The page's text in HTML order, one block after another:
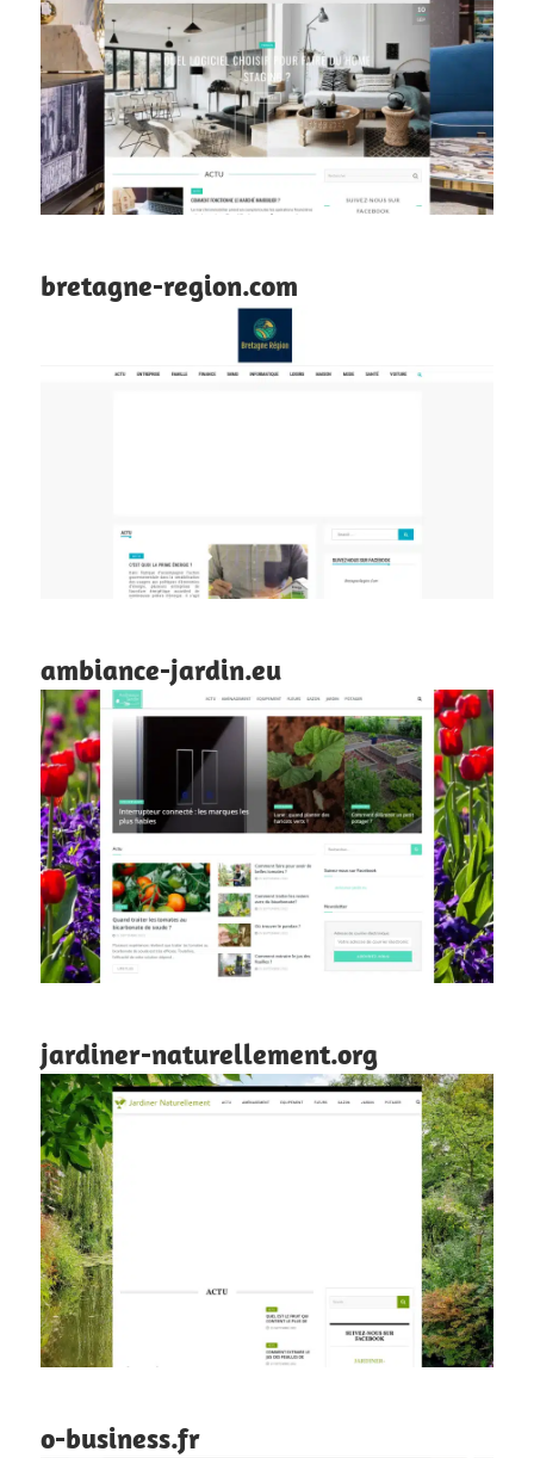
bretagne-region.com
ambiance-jardin.eu
jardiner-naturellement.org
o-business.fr